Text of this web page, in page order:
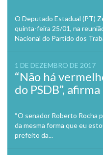
O Deputado Estadual (PT)
quinta-feira 25/01, na
Nacional do Partido dos
1 DE DEZEMBRO DE 2017
“Não há
do PSDB”,
“O senador Roberto Rocha
da mesma forma que eu
prefeito da...